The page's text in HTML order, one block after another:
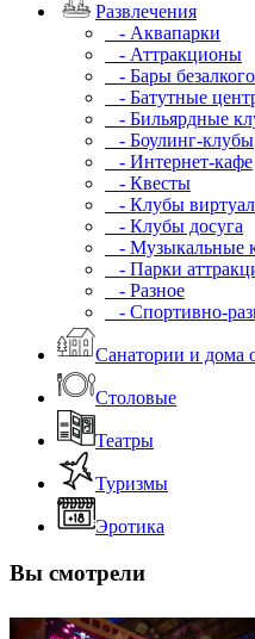
Развлечения
- Аквапарки
- Аттракционы
- Бары
- Батутные
- Бильярдные
- Боулинг-клубы
- Интернет-кафе
- Квесты
- Клубы
- Клубы досуга
- Музыкальные
- Парки
- Разное
- Спортивно-
Санатории и дома
Столовые
Театры
Туризмы
Эротика
Вы смотрели